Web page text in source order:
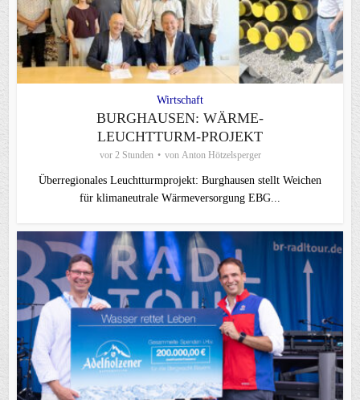
Wirtschaft
BURGHAUSEN: WÄRME-
LEUCHTTURM-PROJEKT
vor 2 Stunden von Anton Hötzelsperger
Überregionales Leuchtturmprojekt: Burghausen stellt Weichen
für klimaneutrale Wärmeversorgung EBG...